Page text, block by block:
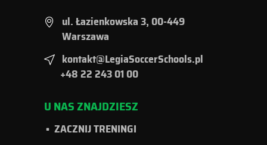
ul. Łazienkowska 3, 00-449
Warszawa
kontakt@LegiaSoccerSchools.pl
+48 22 243 01 00
U NAS ZNAJDZIESZ
ZACZNIJ TRENINGI